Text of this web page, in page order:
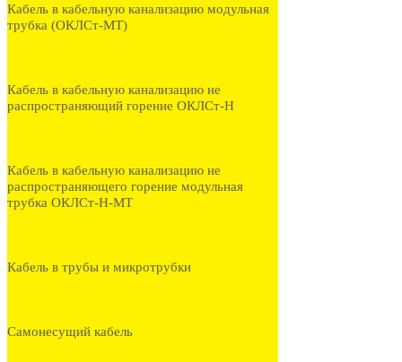
Кабель в кабельную канализацию модульная
трубка (ОКЛСт-МТ)
Кабель в кабельную канализацию не
распространяющий горение ОКЛСт-Н
Кабель в кабельную канализацию не
распространяющего горение модульная
трубка ОКЛСт-Н-МТ
Кабель в трубы и микротрубки
Самонесущий кабель